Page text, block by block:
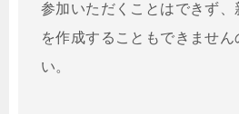
参加いただくことはできず、
を作成することもできません
い。